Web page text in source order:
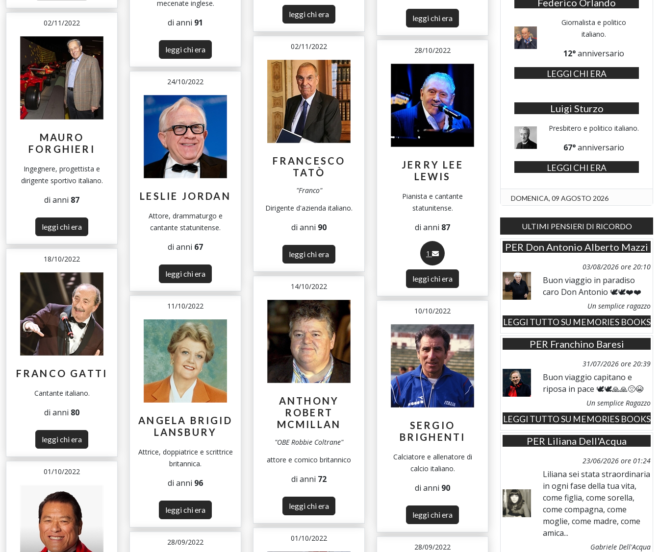
leggi chi era leggi chi era
mecenate inglese.
di anni 91
leggi chi era
02/11/2022
MAURO
FORGHIERI
Ingegnere, progettista e
dirigente sportivo italiano.
di anni 87
leggi chi era
02/11/2022
FRANCESCO
TATÒ
"Franco"
Dirigente d'azienda italiano.
di anni 90
leggi chi era
28/10/2022
JERRY LEE
LEWIS
Pianista e cantante
statunitense.
di anni 87
1
leggi chi era
24/10/2022
LESLIE JORDAN
Attore, drammaturgo e
cantante statunitense.
di anni 67
leggi chi era
18/10/2022
FRANCO GATTI
Cantante italiano.
di anni 80
leggi chi era
14/10/2022
ANTHONY
ROBERT
MCMILLAN
"OBE Robbie Coltrane"
attore e comico britannico
di anni 72
leggi chi era
11/10/2022
ANGELA BRIGID
LANSBURY
Attrice, doppiatrice e scrittrice
britannica.
di anni 96
leggi chi era
10/10/2022
SERGIO
BRIGHENTI
Calciatore e allenatore di
calcio italiano.
di anni 90
leggi chi era
01/10/2022
01/10/2022
28/09/2022
28/09/2022
Federico Orlando
Giornalista e politico
italiano.
12°anniversario
LEGGI CHI ERA
Luigi Sturzo
Presbitero e politico italiano.
67°anniversario
LEGGI CHI ERA
DOMENICA, 09 AGOSTO 2026
ULTIMI PENSIERI DI RICORDO
PER Don Antonio Alberto Mazzi
03/08/2026 ore 20:10
Buon viaggio in paradiso
caro Don Antonio 🕊️🕊️❤️❤️
Un semplice ragazzo
LEGGI TUTTO SU MEMORIES BOOKS
PER Franchino Baresi
31/07/2026 ore 20:39
Buon viaggio capitano e
riposa in pace 🕊️🕊️🙏🙏😔😭
Un semplice Ragazzo
LEGGI TUTTO SU MEMORIES BOOKS
PER Liliana Dell'Acqua
23/06/2026 ore 01:24
Liliana sei stata straordinaria
in ogni fase della tua vita,
come figlia, come sorella,
come compagna, come
moglie, come madre, come
amica...
Gabriele Dell'Acqua